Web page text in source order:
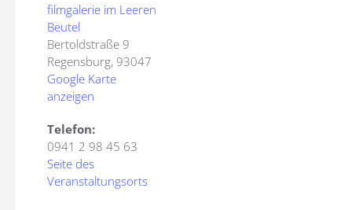
filmgalerie im Leeren
Beutel
Bertoldstraße 9
Regensburg, 93047
Google Karte
anzeigen
Telefon:
0941 2 98 45 63
Seite des
Veranstaltungsorts